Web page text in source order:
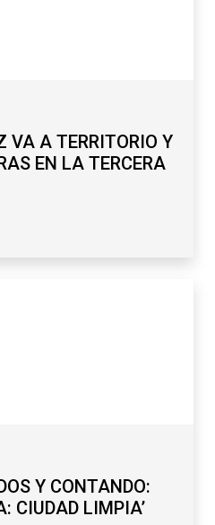
VA A TERRITORIO Y
EN LA TERCERA
Y CONTANDO:
CIUDAD LIMPIA’